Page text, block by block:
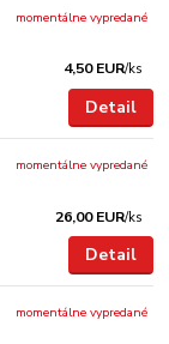
4,50 EUR/ks
momentálne vypredané
Detail
26,00 EUR/ks
momentálne vypredané
Detail
momentálne vypredané